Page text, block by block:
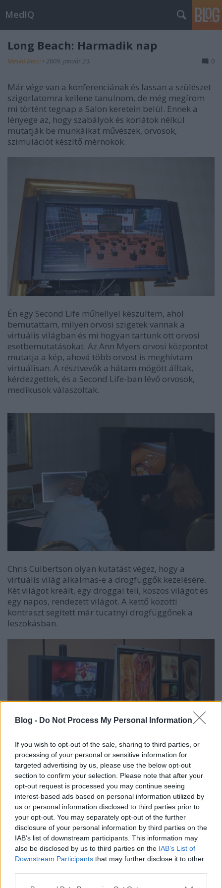
Blog - Do Not Process My Personal Information
If you wish to opt-out of the sale, sharing to third parties, or
processing of your personal or sensitive information for
targeted advertising by us, please use the below opt-out
section to confirm your selection. Please note that after your
opt-out request is processed you may continue seeing
interest-based ads based on personal information utilized by
us or personal information disclosed to third parties prior to
your opt-out. You may separately opt-out of the further
disclosure of your personal information by third parties on the
IAB’s list of downstream participants. This information may
also be disclosed by us to third parties on the IAB’s List of
Downstream Participants that may further disclose it to other
MedIQ
Long Beach: Harmadik nap
Meskó Berci • 2009. január 23. 0
Már vége van a konferenciának és lassan a szülészet
szigorlatomra kellene tanulnom, de még megírom
mi történt tegnap a Salon keretein belül. Ennek a
lényege az, hogy szabályok és korlátok nélkül
mutatják be munkáikat művészek, orvosok,
szimulációt készítő mérnökök.
Én egy Second Life műhellyel készültem, ahol
bemutattam, milyen orvosi szigetek vannak a
virtuális világban és mi hogyan tartunk ott orvosi
esetbemutatásokat. Az Ann Myers orvosi központot
mutatja a kép, ahová több orvost is meghívtam
virtuálisan. A résztvevők a hátam mögött álltak,
kérdezgettek, és a Second Life-ban lévő orvosok,
medikusok válaszoltak.
Chris Culbertson olyan kutatást végez, hogy a
virtuális világ alkalmas-e a drogfüggők kezelésére.
Két világot kreált, egy droggal teli, koszos világot és
egy napos, rendezett világot. A kettő közötti
kontraszt segített már tucatnyi drogfüggőnek a
leszokásban.
Ez a VOXEL-MAN projekt, azaz az ember virtuális
anatómiai képmását szeretnék létrehozni. Minden
anatómiai képlet 3D-s formátumban, nagyon jó
minőségben érhető el.